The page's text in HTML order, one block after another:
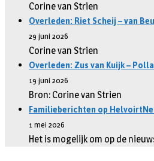
Corine van Strien
Overleden: Riet Scheij – van
29 juni 2026
Corine van Strien
Overleden: Zus van Kuijk –
19 juni 2026
Bron: Corine van Strien
Familieberichten op
1 mei 2026
Het is mogelijk om op de